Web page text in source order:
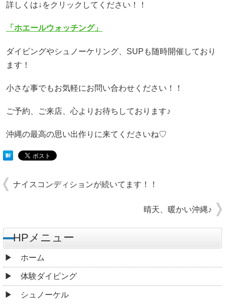
詳しくは↓をクリックしてください！！
「ホエールウォッチング」
ダイビングやシュノーケリング、SUPも随時開催しており
ます！
小さな事でもお気軽にお問い合わせください！！
ご予約、ご来店、心よりお待ちしております♪
沖縄の最高の思い出作りに来てくださいね♡
ナイスコンディションが続いてます！！
晴天、暖かい沖縄♪
HPメニュー
ホーム
体験ダイビング
シュノーケル